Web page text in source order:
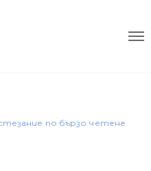
по бързо четене